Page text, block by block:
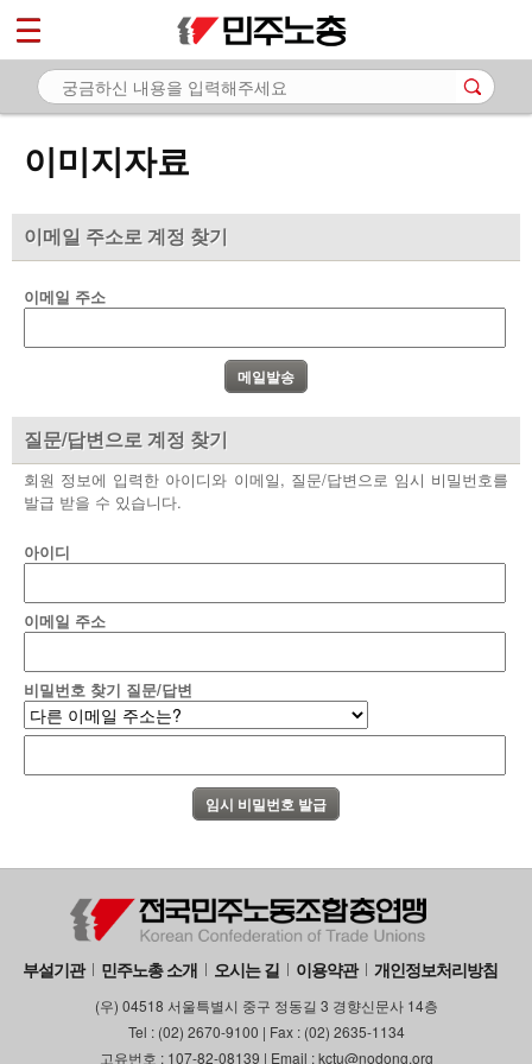
이미지자료
이메일 주소로 계정 찾기
이메일 주소
질문/답변으로 계정 찾기
회원 정보에 입력한 아이디와 이메일, 질문/답변으로 임시 비밀번호를
발급 받을 수 있습니다.
아이디
이메일 주소
비밀번호 찾기 질문/답변
부설기관 민주노총 소개 오시는 길 이용약관 개인정보처리방침
(우) 04518 서울특별시 중구 정동길 3 경향신문사 14층
Tel : (02) 2670-9100 | Fax : (02) 2635-1134
고유번호 : 107-82-08139 | Email : kctu@nodong.org
마이페이지
소개
노동상담
자료
- 카드뉴스
부설기관